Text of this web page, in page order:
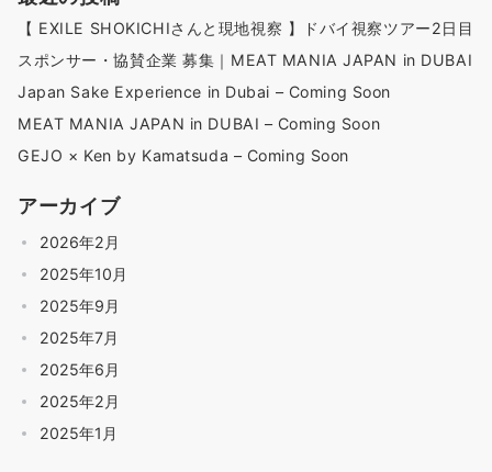
【 EXILE SHOKICHIさんと現地視察 】ドバイ視察ツアー2日目
スポンサー・協賛企業 募集｜MEAT MANIA JAPAN in DUBAI
Japan Sake Experience in Dubai – Coming Soon
MEAT MANIA JAPAN in DUBAI – Coming Soon
GEJO × Ken by Kamatsuda – Coming Soon
アーカイブ
2026年2月
2025年10月
2025年9月
2025年7月
2025年6月
2025年2月
2025年1月